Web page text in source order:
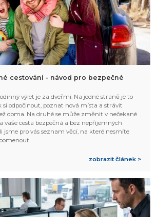
cestování - návod pro bezpečné
výlet je za dveřmi. Na jedné straně je to
si odpočinout, poznat nová místa a strávit
doma. Na druhé se může změnit v nečekané
vaše cesta bezpečná a bez nepříjemných
jsme pro vás seznam věcí, na které nesmíte
zobrazit článek >